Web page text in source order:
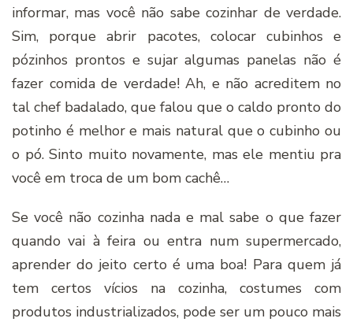
informar, mas você não sabe cozinhar de verdade.
Sim, porque abrir pacotes, colocar cubinhos e
pózinhos prontos e sujar algumas panelas não é
fazer comida de verdade! Ah, e não acreditem no
tal chef badalado, que falou que o caldo pronto do
potinho é melhor e mais natural que o cubinho ou
o pó. Sinto muito novamente, mas ele mentiu pra
você em troca de um bom cachê…
Se você não cozinha nada e mal sabe o que fazer
quando vai à feira ou entra num supermercado,
aprender do jeito certo é uma boa! Para quem já
tem certos vícios na cozinha, costumes com
produtos industrializados, pode ser um pouco mais